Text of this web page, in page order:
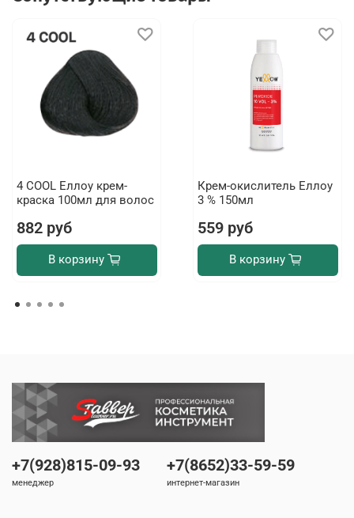
4 COOL Еллоу крем-
краска 100мл для волос
882 руб
В корзину
Крем-окислитель Еллоу
3 % 150мл
559 руб
В корзину
+7(928)815-09-93
менеджер
+7(8652)33-59-59
интернет-магазин